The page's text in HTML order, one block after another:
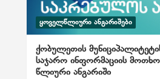
ᲧᲝᲕᲔᲚᲬᲚᲘᲣᲠᲘ ᲐᲜᲒᲐᲠᲘᲨᲔᲑᲘ
ქობულეთის
საჯარო ინფორმაციის
წლიური ანგარიში